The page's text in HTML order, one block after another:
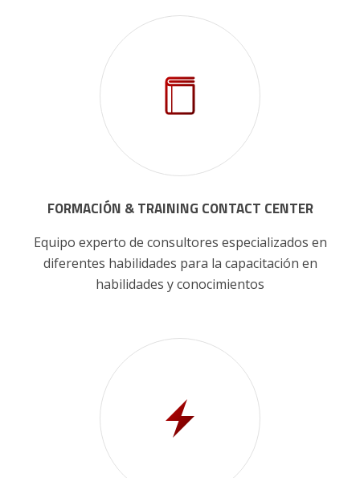
FORMACIÓN & TRAINING CONTACT CENTER
Equipo experto de consultores especializados en
diferentes habilidades para la capacitación en
habilidades y conocimientos